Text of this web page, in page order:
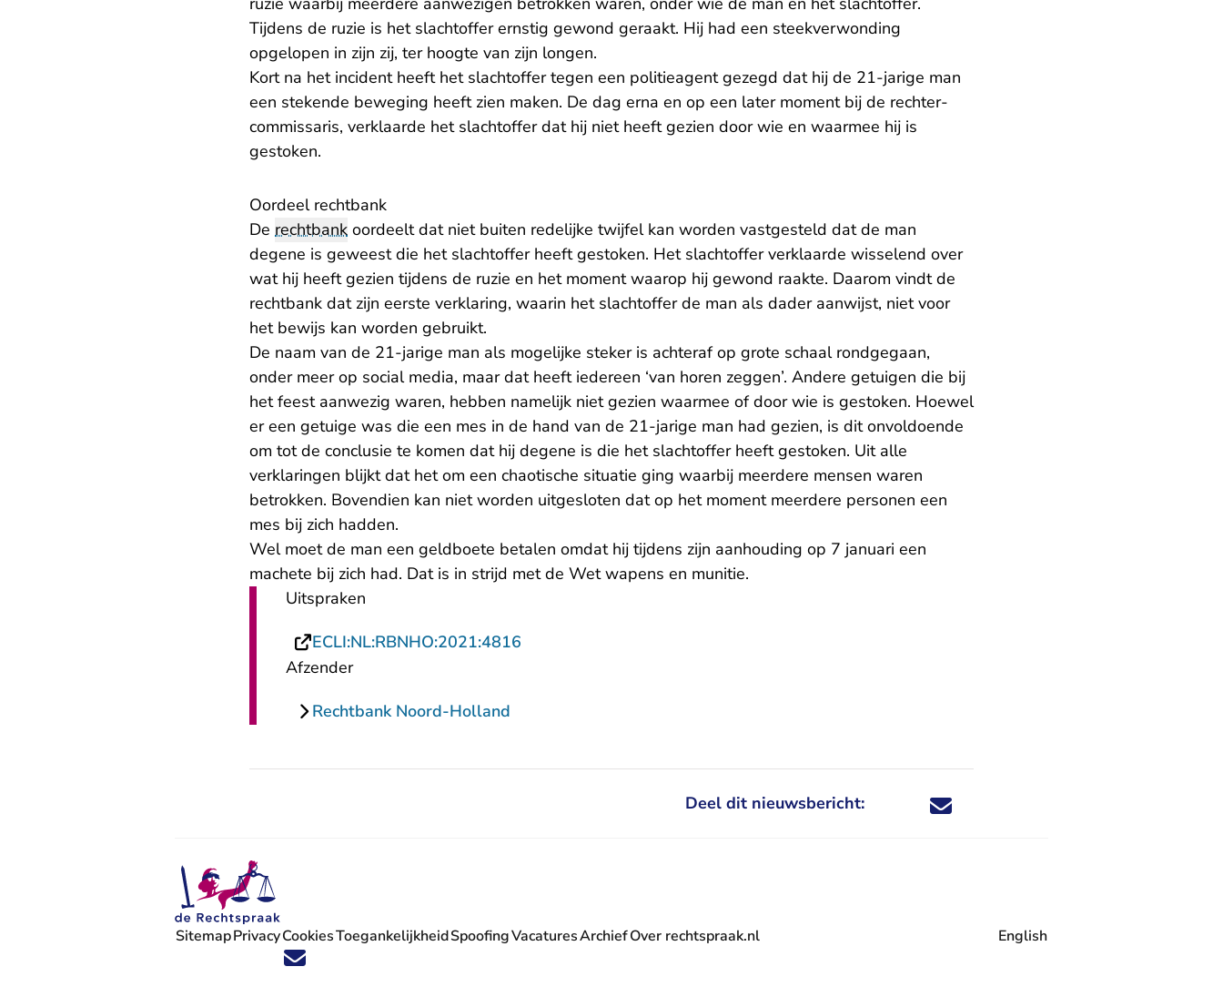
Tijdens de ruzie is het slachtoffer ernstig gewond geraakt. Hij had een steekverwonding
opgelopen in zijn zij, ter hoogte van zijn longen.
Kort na het incident heeft het slachtoffer tegen een politieagent gezegd dat hij de 21-jarige man
een stekende beweging heeft zien maken. De dag erna en op een later moment bij de rechter-
commissaris, verklaarde het slachtoffer dat hij niet heeft gezien door wie en waarmee hij is
gestoken.
Oordeel rechtbank
De rechtbank oordeelt dat niet buiten redelijke twijfel kan worden vastgesteld dat de man
degene is geweest die het slachtoffer heeft gestoken. Het slachtoffer verklaarde wisselend over
wat hij heeft gezien tijdens de ruzie en het moment waarop hij gewond raakte. Daarom vindt de
rechtbank dat zijn eerste verklaring, waarin het slachtoffer de man als dader aanwijst, niet voor
het bewijs kan worden gebruikt.
De naam van de 21-jarige man als mogelijke steker is achteraf op grote schaal rondgegaan,
onder meer op social media, maar dat heeft iedereen ‘van horen zeggen’. Andere getuigen die bij
het feest aanwezig waren, hebben namelijk niet gezien waarmee of door wie is gestoken. Hoewel
er een getuige was die een mes in de hand van de 21-jarige man had gezien, is dit onvoldoende
om tot de conclusie te komen dat hij degene is die het slachtoffer heeft gestoken. Uit alle
verklaringen blijkt dat het om een chaotische situatie ging waarbij meerdere mensen waren
betrokken. Bovendien kan niet worden uitgesloten dat op het moment meerdere personen een
mes bij zich hadden.
Wel moet de man een geldboete betalen omdat hij tijdens zijn aanhouding op 7 januari een
machete bij zich had. Dat is in strijd met de Wet wapens en munitie.
Uitspraken
ECLI:NL:RBNHO:2021:4816
Afzender
Rechtbank Noord-Holland
Deel dit nieuwsbericht: Deel dit nieuwsbericht via X - U verlaat
Deel dit nieuwsbericht via Facebook - U
Deel dit nieuwsbericht via e-mail
Deel dit nieuwsbericht via LinkedIn - U
Volg ons op X (Twitter) - U verlaat Rechtspraak.nl
Volg ons op Facebook - U verlaat Rechtspraak.nl
Volg ons op Instagram - U verlaat Rechtspraak.nl
Volg ons op Youtube - U verlaat Rechtspraak.nl
Volg ons op LinkedIn - U verlaat Rechtspraak.nl
'Blijf op de hoogte' nieuwsbrief - U verlaat Rechtspraak.nl
SitemapPrivacyCookiesToegankelijkheidSpoofingVacatures
- U verlaat Rechtspraak.nl
ArchiefOver rechtspraak.nl English